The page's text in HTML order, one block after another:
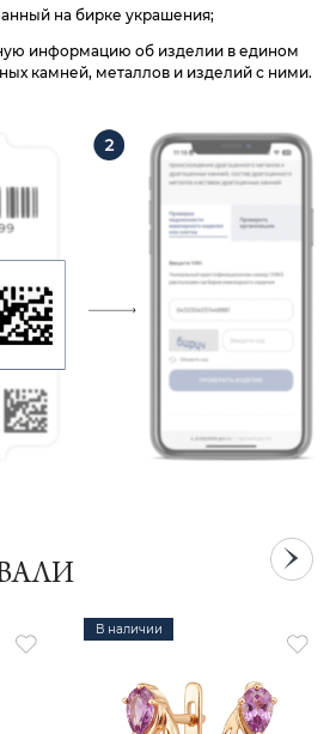
на бирке украшения;
информацию об изделии в едином
камней, металлов и изделий с ними.
В наличии